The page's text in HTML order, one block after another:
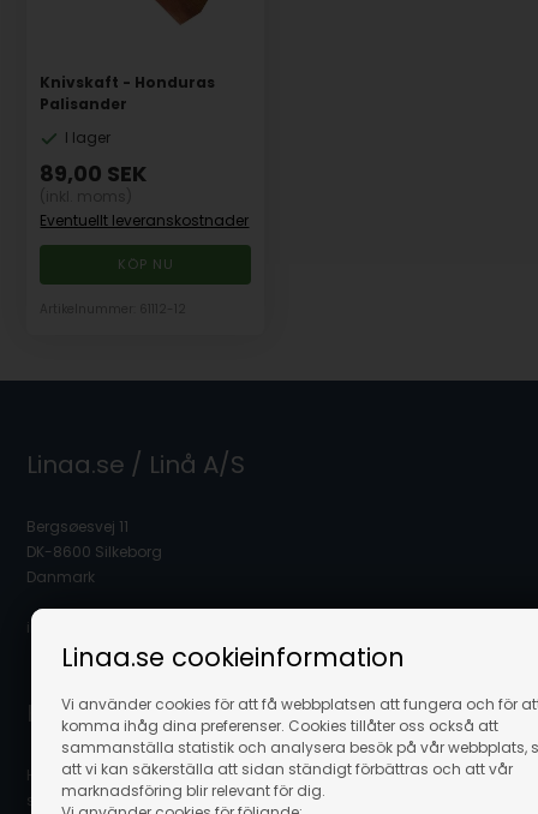
Linaa.se cookieinformation
Vi använder cookies för att få webbplatsen att fungera och för
komma ihåg dina preferenser. Cookies tillåter oss också att
sammanställa statistik och analysera besök på vår webbplats,
att vi kan säkerställa att sidan ständigt förbättras och att vår
marknadsföring blir relevant för dig.
Knivskaft - Honduras
Palisander
I lager
89,00 SEK
Eventuellt leveranskostnader
Linaa.se / Linå A/S
Bergsøesvej 11
DK-8600 Silkeborg
Danmark
info@linaa.se
Kontakta kundservice
Hör av dig till vår kundservice som gärna hjälper dig och
svarar på dina frågor.